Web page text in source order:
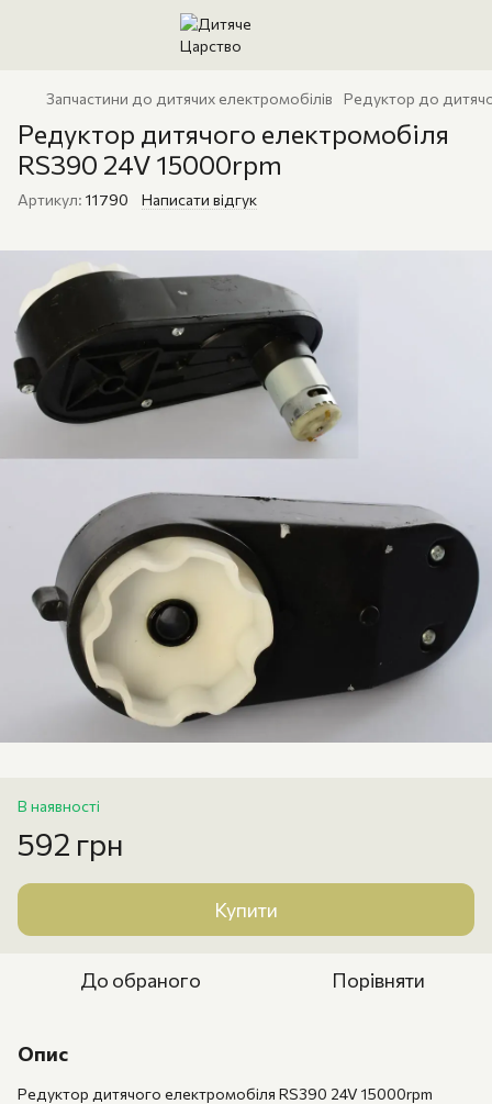
Запчастини до дитячих електромобілів Редуктор до
Редуктор дитячого електромобіля
RS390 24V 15000rpm
Артикул: 11790 Написати відгук
В наявності
592 грн
Купити
До обраного Порівняти
Опис
Редуктор дитячого електромобіля RS390 24V 15000rpm